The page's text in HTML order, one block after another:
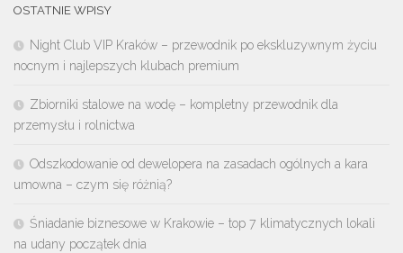
OSTATNIE WPISY
Night Club VIP Kraków – przewodnik po ekskluzywnym życiu
nocnym i najlepszych klubach premium
Zbiorniki stalowe na wodę – kompletny przewodnik dla
przemysłu i rolnictwa
Odszkodowanie od dewelopera na zasadach ogólnych a kara
umowna – czym się różnią?
Śniadanie biznesowe w Krakowie – top 7 klimatycznych lokali
na udany początek dnia